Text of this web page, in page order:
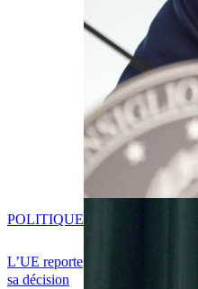
L’UE reporte
sa décision
POLITIQUE